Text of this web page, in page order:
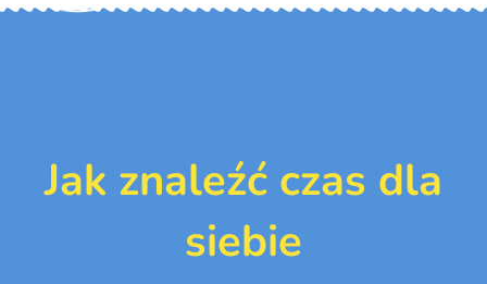
Jak znaleźć czas dla
siebie